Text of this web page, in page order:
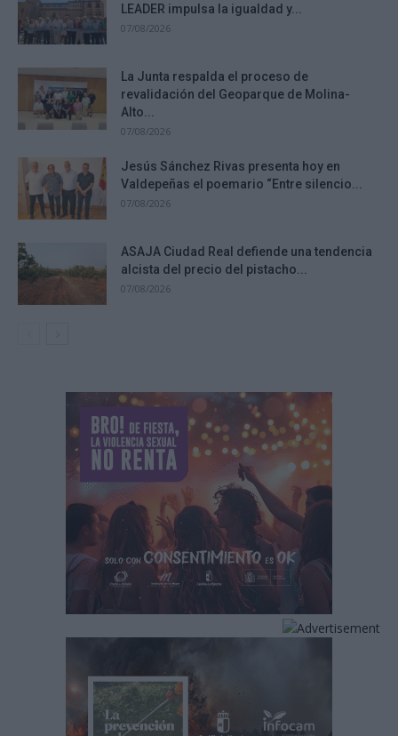
LEADER impulsa la igualdad y...
07/08/2026
La Junta respalda el proceso de
revalidación del Geoparque de Molina-
Alto...
07/08/2026
Jesús Sánchez Rivas presenta hoy en
Valdepeñas el poemario “Entre silencio...
07/08/2026
ASAJA Ciudad Real defiende una tendencia
alcista del precio del pistacho...
07/08/2026